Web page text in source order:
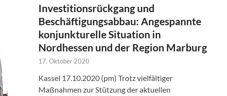
Investitionsrückgang und
Beschäftigungsabbau: Angespannte
konjunkturelle Situation in
Nordhessen und der Region Marburg
17. Oktober 2020
Kassel 17.10.2020 (pm) Trotz vielfältiger
Maßnahmen zur Stützung der aktuellen